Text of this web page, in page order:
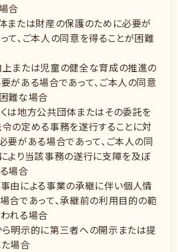
合
または財産の保護のために必要が
て、ご本人の同意を得ることが困難
または児童の健全な育成の推進の
がある場合であって、ご本人の同意
難な場合
は地方公共団体またはその委託を
の定める事務を遂行することに対
要がある場合であって、ご本人の同
より当該事務の遂行に支障を及ぼ
場合
由による事業の承継に伴い個人情
合であって、承継前の利用目的の範
れる場合
明示的に第三者への開示または提
場合